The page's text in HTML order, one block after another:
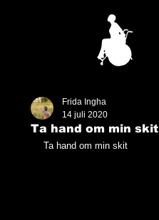
Ta hand om min skit
Frida Ingha
14 juli 2020
Ta hand om min skit